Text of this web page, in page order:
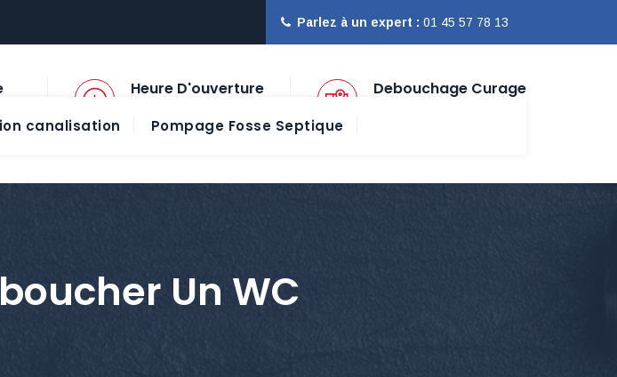
Parlez à un expert : 01 45 57 78 13
Heure D'ouverture Debouchage Curage
canalisation Pompage Fosse Septique
Un WC